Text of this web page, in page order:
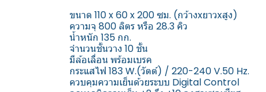
ขนาด 110 x 60 x 200 ซม. (กว้างxยาวxสูง)
ความจุ 800 ลิตร หรือ 28.3 คิว
น้ำหนัก 135 กก.
จำนวนชั้นวาง 10 ชั้น
มีล้อเลื่อน พร้อมเบรค
กระแสไฟ 183 W.(วัตต์) / 220-240 V.50 Hz.
ควบคุมความเย็นด้วยระบบ Digital Control